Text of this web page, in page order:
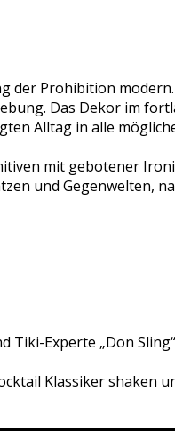
der Prohibition modern.
Das Dekor im
Alltag in alle
mit gebotener
und Gegenwelten,
Experte „Don
Klassiker shaken